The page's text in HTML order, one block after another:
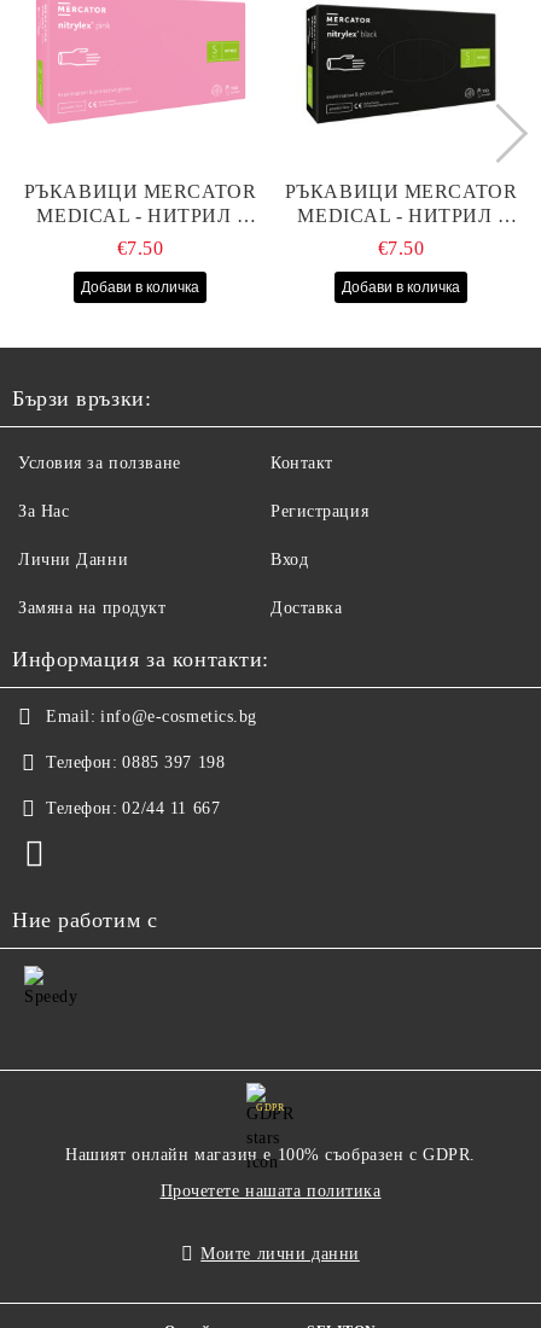
РЪКАВИЦИ MERCATOR
MEDICAL - НИТРИЛ -
РОЗОВИ - S - 100БР
€7.50
РЪКАВИЦИ MERCATOR
MEDICAL - НИТРИЛ -
ЧЕРНИ - S - 100БР
€7.50
Бързи връзки:
Условия за ползване
За Нас
Лични Данни
Замяна на продукт
Контакт
Регистрация
Вход
Доставка
Информация за контакти:
Email: info@e-cosmetics.bg
Телефон: 0885 397 198
Телефон: 02/44 11 667
Ние работим с
GDPR
Нашият онлайн магазин е 100% съобразен с GDPR.
Прочетете нашата политика
Моите лични данни